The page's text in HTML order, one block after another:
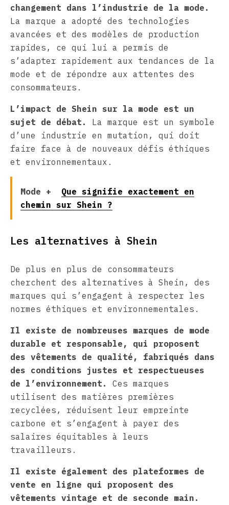
changement dans l’industrie de la mode.
La marque a adopté des technologies
avancées et des modèles de production
rapides, ce qui lui a permis de
s’adapter rapidement aux tendances de la
mode et de répondre aux attentes des
consommateurs.
L’impact de Shein sur la mode est un
sujet de débat.
La marque est un symbole
d’une industrie en mutation, qui doit
faire face à de nouveaux défis éthiques
et environnementaux.
Mode +
Que signifie exactement en
chemin sur Shein ?
Les alternatives à Shein
De plus en plus de consommateurs
cherchent des alternatives à Shein, des
marques qui s’engagent à respecter les
normes éthiques et environnementales.
Il existe de nombreuses marques de mode
durable et responsable, qui proposent
des vêtements de qualité, fabriqués dans
des conditions justes et respectueuses
de l’environnement.
Ces marques
utilisent des matières premières
recyclées, réduisent leur empreinte
carbone et s’engagent à payer des
salaires équitables à leurs
travailleurs.
Il existe également des plateformes de
vente en ligne qui proposent des
vêtements vintage et de seconde main.